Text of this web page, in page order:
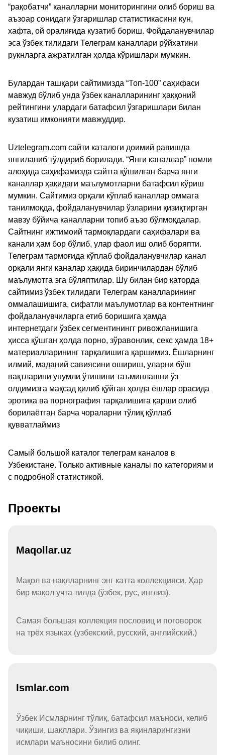
“рақобатчи” каналларни мониторингини олиб бориш ва
аъзоар сонидаги ўзгаришлар статистикасини кун,
хафта, ой оралиғида кузатиб бориш. Фойдаланувчилар
эса ўзбек тилидаги Телеграм каналлари рўйхатини
рукнларга ажратилган ҳолда кўришлари мумкин.
Булардан ташқари сайтимизда “Топ-100” саҳифаси
мавжуд бўлиб унда ўзбек каналларининг ҳаққоний
рейтингини улардаги батафсил ўзгаришлари билан
кузатиш имконияти мавжуддир.
Uztelegram.com сайти каталоги доимий равишда
янгиланиб тўлдириб борилади. “Янги каналлар” номли
алоҳида саҳифамизда сайтга қўшилган барча янги
каналлар ҳақидаги маълумотларни батафсил кўриш
мумкин. Сайтимиз орқали кўплаб каналлар оммага
танилмоқда, фойдаланувчилар ўзларини қизиқтирган
мавзу бўйича каналларни топиб аъзо бўлмоқдалар.
Сайтнинг ижтимоий тармоқлардаги саҳифалари ва
канали ҳам бор бўлиб, улар фаол иш олиб боряпти.
Телеграм тармоғида кўплаб фойдаланувчилар канал
орқали янги каналар ҳақида биринчилардан бўлиб
маълумотга эга бўляптилар. Шу билан бир қаторда
сайтимиз ўзбек тилидаги Телеграм каналларининг
оммалашишига, сифатли маълумотлар ва контентнинг
фойдаланувчиларга етиб боришига ҳамда
интернетдаги ўзбек сегментинингг ривожланишига
ҳисса қўшган ҳолда порно, зўравонлик, секс ҳамда 18+
материалларининг тарқалишига қаршимиз. Ёшларнинг
илмий, маданий савиясини ошириш, уларни бўш
вақтларини унумли ўтишини таъминлашни ўз
олдимизга мақсад қилиб қўйган ҳолда ёшлар орасида
эротика ва порнография тарқалишига қарши олиб
борилаётган барча чораларни тўлиқ қўллаб
қувватлаймиз
Самый большой каталог телеграм каналов в
Узбекистане. Только активные каналы по категориям и
с подробной статистикой.
Проекты
Maqollar.uz
Мақол ва нақлларнинг энг катта коллекцияси. Ҳар
бир мақол учта тилда (ўзбек, рус, инглиз).
Самая большая коллекция пословиц и поговорок
на трёх языках (узбекский, русский, английский.)
Ismlar.com
Ўзбек Исмларнинг тўлиқ, батафсил маъноси, келиб
чиқиши, шакллари. Ўзингиз ва яқинларингизни
исмлари маъносини билиб олинг.